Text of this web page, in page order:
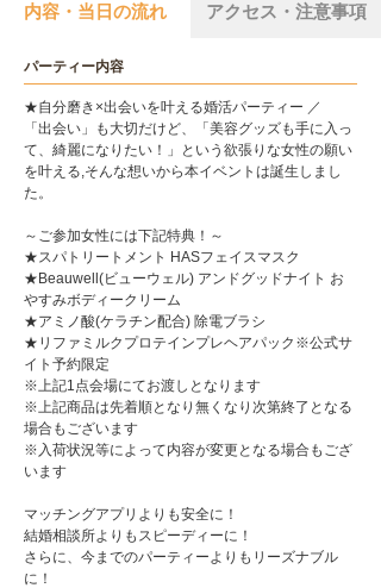
内容・当日の流れ アクセス・注意事項
パーティー内容
★自分磨き×出会いを叶える婚活パーティー ／
「出会い」も大切だけど、「美容グッズも手に入っ
て、綺麗になりたい！」という欲張りな女性の願い
を叶える,そんな想いから本イベントは誕生しまし
た。
～ご参加女性には下記特典！～
★スパトリートメント HASフェイスマスク
★Beauwell(ビューウェル) アンドグッドナイト お
やすみボディークリーム
★アミノ酸(ケラチン配合) 除電ブラシ
★リファミルクプロテインプレヘアパック※公式サ
イト予約限定
※上記1点会場にてお渡しとなります
※上記商品は先着順となり無くなり次第終了となる
場合もございます
※入荷状況等によって内容が変更となる場合もござ
います
マッチングアプリよりも安全に！
結婚相談所よりもスピーディーに！
さらに、今までのパーティーよりもリーズナブル
に！